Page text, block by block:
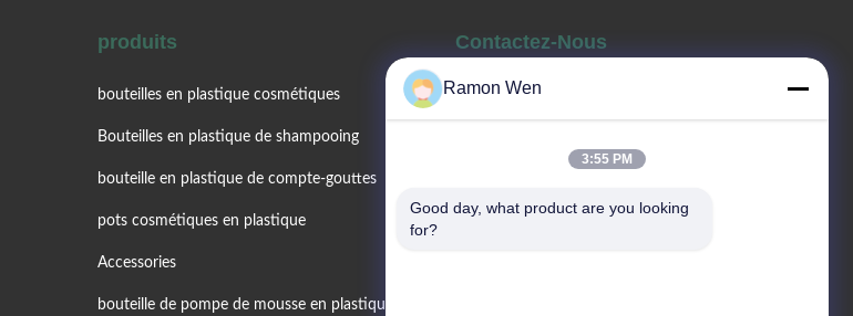
produits
bouteilles en plastique cosmétiques
Bouteilles en plastique de shampooing
bouteille en plastique de compte-gouttes
pots cosmétiques en plastique
Accessories
bouteille de pompe de mousse en plastique
Contactez-Nous
86--13660517343
E-Mail
Ramon Wen
3:55 PM
Good day, what product are you looking
for?